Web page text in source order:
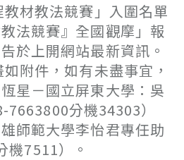
教法競賽」入圍名單
法競賽』全國觀摩」報
於上開網站最新資訊。
附件，如有未盡事宜，
星－國立屏東大學：吳
分機34303）
師範大學李怡君專任助
機7511）。